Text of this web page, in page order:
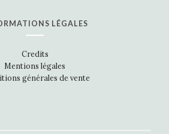
LÉGALES
Credits
Mentions légales
générales de vente